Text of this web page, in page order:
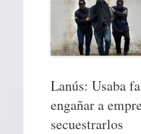
Lanús: Usaba
engañar a
secuestrarlos